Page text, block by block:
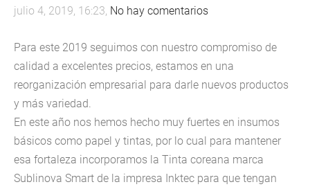
julio 4, 2019, 16:23, No hay comentarios
Para este 2019 seguimos con nuestro compromiso de
calidad a excelentes precios, estamos en una
reorganización empresarial para darle nuevos productos
y más variedad.
En este año nos hemos hecho muy fuertes en insumos
básicos como papel y tintas, por lo cual para mantener
esa fortaleza incorporamos la Tinta coreana marca
Sublinova Smart de la impresa Inktec para que tengan